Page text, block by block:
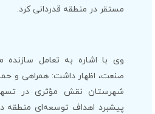
مستقر در منطقه قدردانی کرد.
وی با اشاره به تعامل سازنده
صنعت، اظهار داشت: همراهی و
شهرستان نقش مؤثری در
پیشبرد اهداف توسعه‌ای منطقه